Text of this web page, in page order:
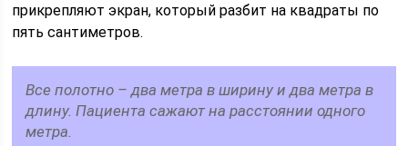
прикрепляют экран, который разбит на квадраты по
пять сантиметров.
Все полотно – два метра в ширину и два метра в
длину. Пациента сажают на расстоянии одного
метра.